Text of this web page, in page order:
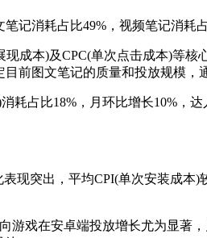
消耗占比49%，视频笔记消耗
本)及CPC(单次点击成本)等核
前图文笔记的质量和投放规模，
比18%，月环比增长10%，达
突出，平均CPI(单次安装成本)
戏在安卓端投放增长尤为显著